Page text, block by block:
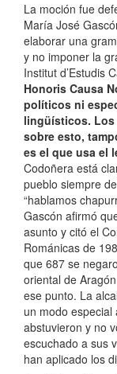
La moción fue
María José
elaborar una
y no imponer la
Institut d’Estudis
Honoris Causa
políticos ni
lingüísticos.
sobre esto,
es el que usa el
Codoñera está
pueblo siempre
“hablamos
Gascón afirmó
asunto y citó el
Románicas de
que 687 se
oriental de
ese punto. La
un modo especial
abstuvieron y no
escuchado a sus
han aplicado los